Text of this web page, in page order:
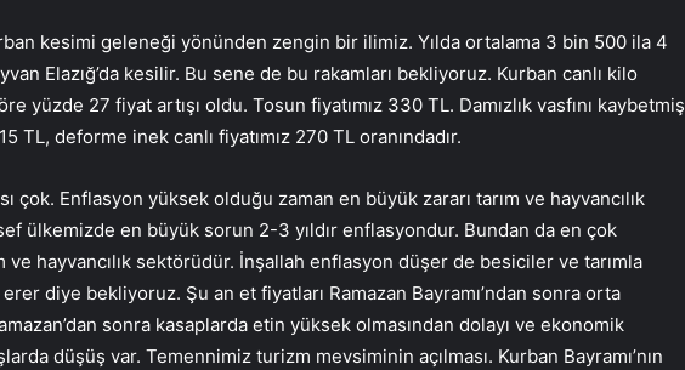
kesimi geleneği yönünden zengin bir ilimiz. Yılda ortalama 3 bin 500 ila 4
Elazığ’da kesilir. Bu sene de bu rakamları bekliyoruz. Kurban canlı kilo
yüzde 27 fiyat artışı oldu. Tosun fiyatımız 330 TL. Damızlık vasfını kaybetmiş
TL, deforme inek canlı fiyatımız 270 TL oranındadır.
çok. Enflasyon yüksek olduğu zaman en büyük zararı tarım ve hayvancılık
ülkemizde en büyük sorun 2-3 yıldır enflasyondur. Bundan da en çok
ve hayvancılık sektörüdür. İnşallah enflasyon düşer de besiciler ve tarımla
diye bekliyoruz. Şu an et fiyatları Ramazan Bayramı’ndan sonra orta
sonra kasaplarda etin yüksek olmasından dolayı ve ekonomik
düşüş var. Temennimiz turizm mevsiminin açılması. Kurban Bayramı’nın